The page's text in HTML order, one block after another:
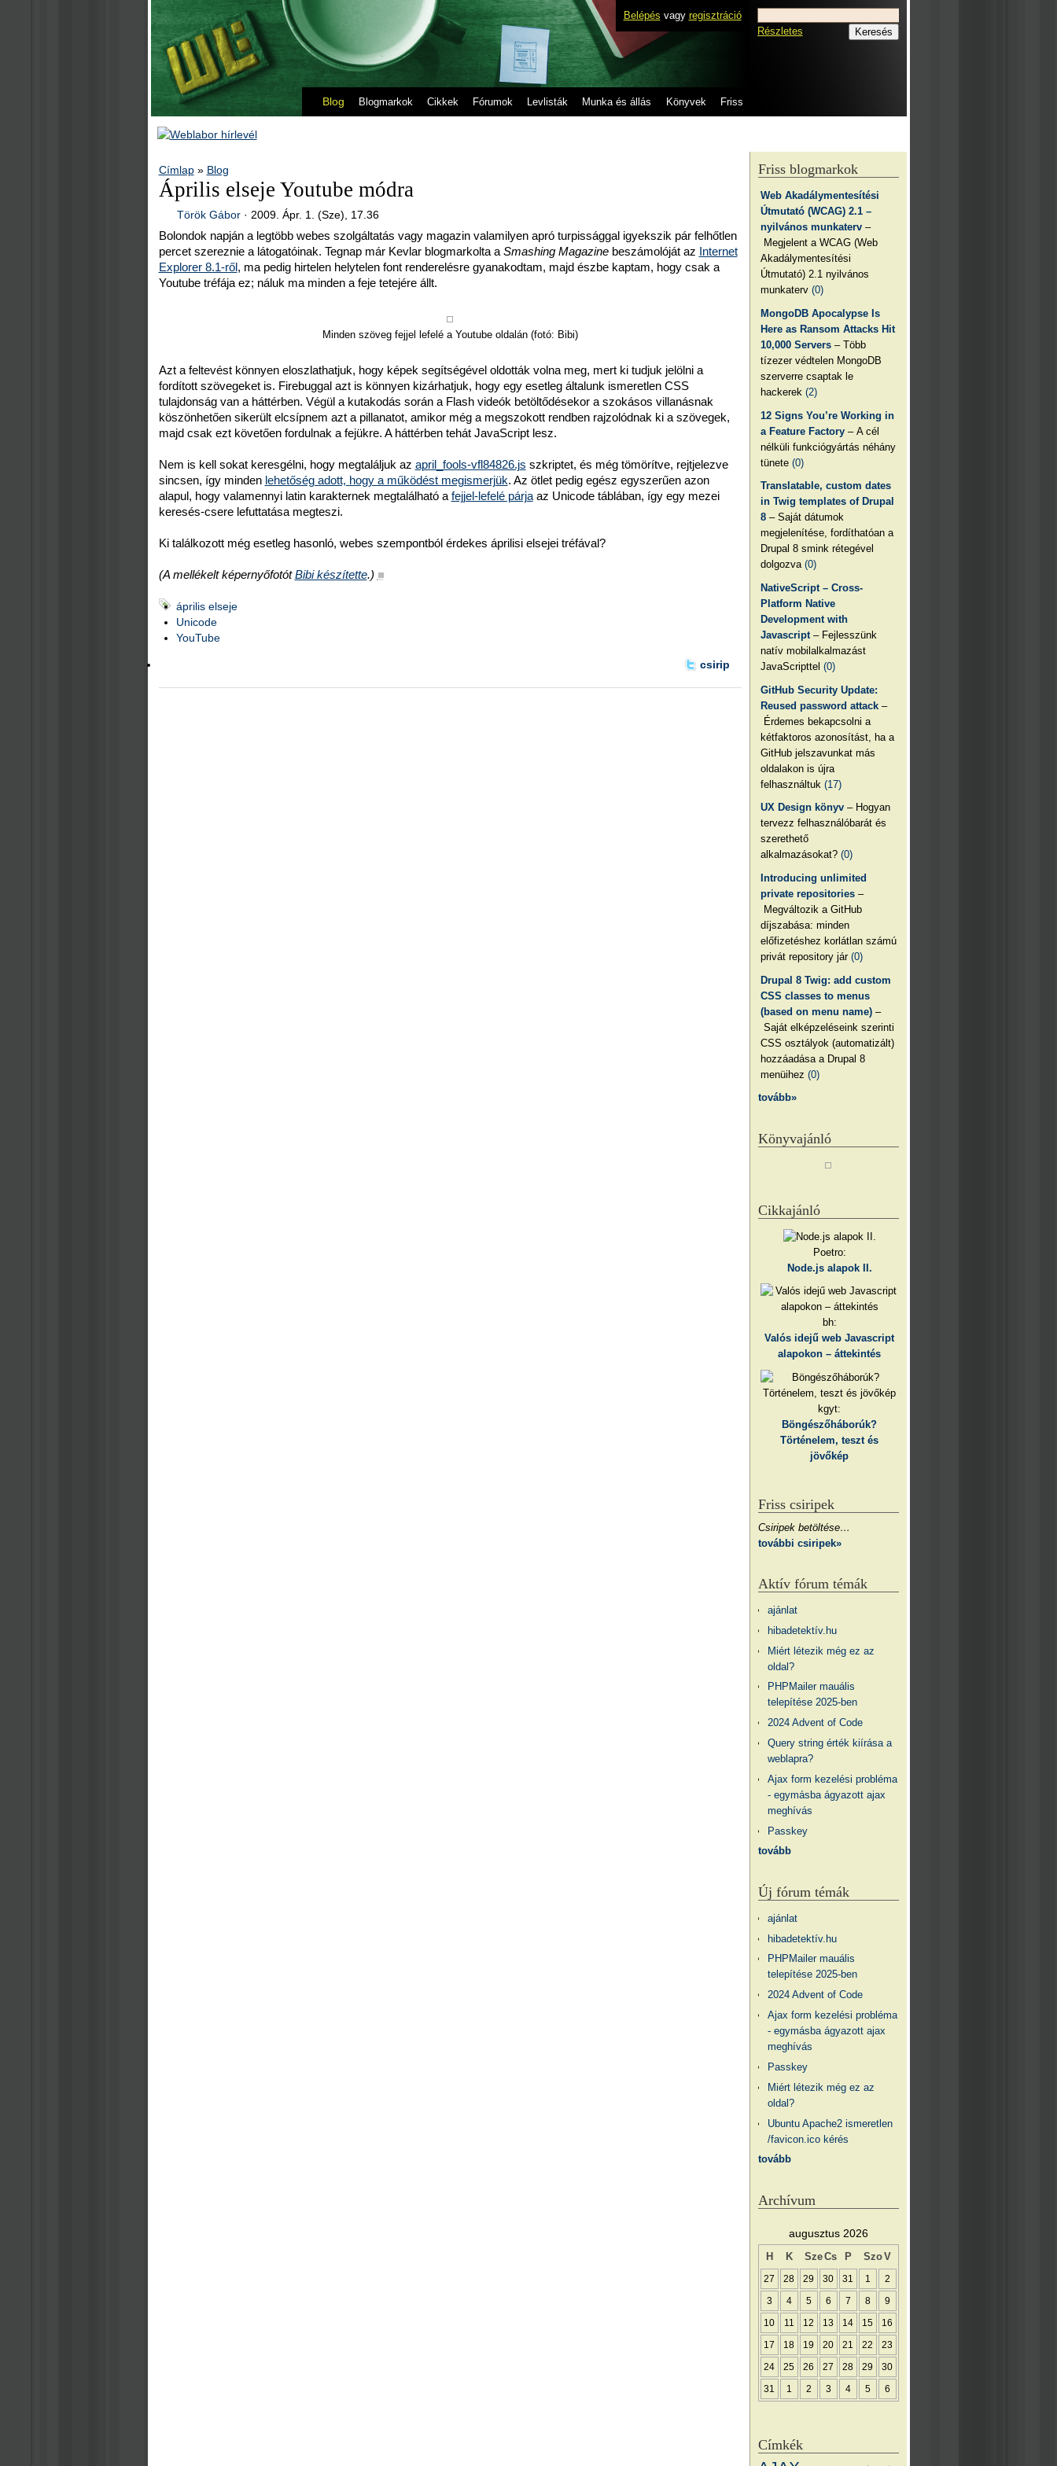
Belépés vagy regisztráció
Blog Blogmarkok Cikkek Fórumok Levlisták Munka és állás Könyvek Friss
Részletes
Címlap» Blog
Április elseje Youtube módra
Török Gábor · 2009. Ápr. 1. (Sze), 17.36
Bolondok napján a legtöbb webes szolgáltatás vagy magazin valamilyen apró turpissággal igyekszik pár felhőtlen
percet szereznie a látogatóinak. Tegnap már Kevlar blogmarkolta a Smashing Magazinebeszámolóját az Internet
Explorer 8.1-ről, ma pedig hirtelen helytelen font renderelésre gyanakodtam, majd észbe kaptam, hogy csak a
Youtube tréfája ez; náluk ma minden a feje tetejére állt.
Minden szöveg fejjel lefelé a Youtube oldalán (fotó: Bibi)
Azt a feltevést könnyen eloszlathatjuk, hogy képek segítségével oldották volna meg, mert ki tudjuk jelölni a
fordított szövegeket is. Firebuggal azt is könnyen kizárhatjuk, hogy egy esetleg általunk ismeretlen CSS
tulajdonság van a háttérben. Végül a kutakodás során a Flash videók betöltődésekor a szokásos villanásnak
köszönhetően sikerült elcsípnem azt a pillanatot, amikor még a megszokott rendben rajzolódnak ki a szövegek,
majd csak ezt követően fordulnak a fejükre. A háttérben tehát JavaScript lesz.
Nem is kell sokat keresgélni, hogy megtaláljuk az april_fools-vfl84826.js szkriptet, és még tömörítve, rejtjelezve
sincsen, így minden lehetőség adott, hogy a működést megismerjük. Az ötlet pedig egész egyszerűen azon
alapul, hogy valamennyi latin karakternek megtalálható a fejjel-lefelé párjaaz Unicode táblában, így egy mezei
keresés-csere lefuttatása megteszi.
Ki találkozott még esetleg hasonló, webes szempontból érdekes áprilisi elsejei tréfával?
(A mellékelt képernyőfotótBibi készítette.) ■
április elseje
Unicode
YouTube
csirip
Friss blogmarkok
Web Akadálymentesítési
Útmutató (WCAG) 2.1 –
nyilvános munkaterv –
Megjelent a WCAG (Web
Akadálymentesítési
Útmutató) 2.1 nyilvános
munkaterv(0)
MongoDB Apocalypse Is
Here as Ransom Attacks Hit
10,000 Servers – Több
tízezer védtelen MongoDB
szerverre csaptak le
hackerek(2)
12 Signs You’re Working in
a Feature Factory – A cél
nélküli funkciógyártás néhány
tünete(0)
Translatable, custom dates
in Twig templates of Drupal
8 – Saját dátumok
megjelenítése, fordíthatóan a
Drupal 8 smink rétegével
dolgozva(0)
NativeScript – Cross-
Platform Native
Development with
Javascript – Fejlesszünk
natív mobilalkalmazást
JavaScripttel(0)
GitHub Security Update:
Reused password attack –
Érdemes bekapcsolni a
kétfaktoros azonosítást, ha a
GitHub jelszavunkat más
oldalakon is újra
felhasználtuk(17)
UX Design könyv – Hogyan
tervezz felhasználóbarát és
szerethető
alkalmazásokat?(0)
Introducing unlimited
private repositories –
Megváltozik a GitHub
díjszabása: minden
előfizetéshez korlátlan számú
privát repository jár(0)
Drupal 8 Twig: add custom
CSS classes to menus
(based on menu name) –
Saját elképzeléseink szerinti
CSS osztályok (automatizált)
hozzáadása a Drupal 8
menüihez(0)
tovább»
Könyvajánló
Cikkajánló
Poetro:
Node.js alapok II.
bh:
Valós idejű web Javascript
alapokon – áttekintés
kgyt:
Böngészőháborúk?
Történelem, teszt és
jövőkép
Friss csiripek
Csiripek betöltése…
további csiripek»
Aktív fórum témák
ajánlat
hibadetektív.hu
Miért létezik még ez az
oldal?
PHPMailer mauális
telepítése 2025-ben
2024 Advent of Code
Query string érték kiírása a
weblapra?
Ajax form kezelési probléma
- egymásba ágyazott ajax
meghívás
Passkey
tovább
Új fórum témák
ajánlat
hibadetektív.hu
PHPMailer mauális
telepítése 2025-ben
2024 Advent of Code
Ajax form kezelési probléma
- egymásba ágyazott ajax
meghívás
Passkey
Miért létezik még ez az
oldal?
Ubuntu Apache2 ismeretlen
/favicon.ico kérés
tovább
Archívum
augusztus 2026
H K SzeCs P SzoV
27 28 29 30 31 1 2
3 4 5 6 7 8 9
10 11 12 13 14 15 16
17 18 19 20 21 22 23
24 25 26 27 28 29 30
31 1 2 3 4 5 6
Címkék